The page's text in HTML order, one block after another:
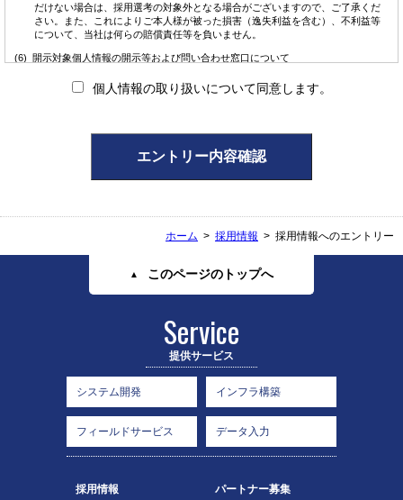
だけない場合は、採用選考の対象外となる場合がございますので、ご了承くだ
さい。また、これによりご本人様が被った損害（逸失利益を含む）、不利益等
について、当社は何らの賠償責任等を負いません。
開示対象個人情報の開示等および問い合わせ窓口について
用目的の通知、内容の訂正・追加または削除、利用停止、消去および第三者提
本人が容易に認識できない方法による個人情報の取得
人情報の安全管理のために必要かつ適切な措置を講じます。
個人情報保護方針をご覧下さい。
個人情報問い合わせ窓口 総務部
個人情報保護管理者
黒後 裕次郎
住所
埼玉県所沢市東町16-1
電話/FAX
04-2000-9002
soumu@sisk.co.jp
個人情報の取り扱いについて同意します。
ホーム 採用情報 採用情報へのエントリー
このページのトップへ
提供サービス
システム開発 インフラ構築
フィールドサービス データ入力
採用情報 パートナー募集